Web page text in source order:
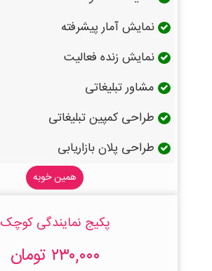
نمایش آمار پیشرفته
نمایش زنده فعالیت
مشاور تبلیغاتی
طراحی کمپین تبلیغاتی
طراحی پلان بازاریابی
همین خوبه
پکیج نمایندگی کوچک
۲۳۰,۰۰۰ تومان